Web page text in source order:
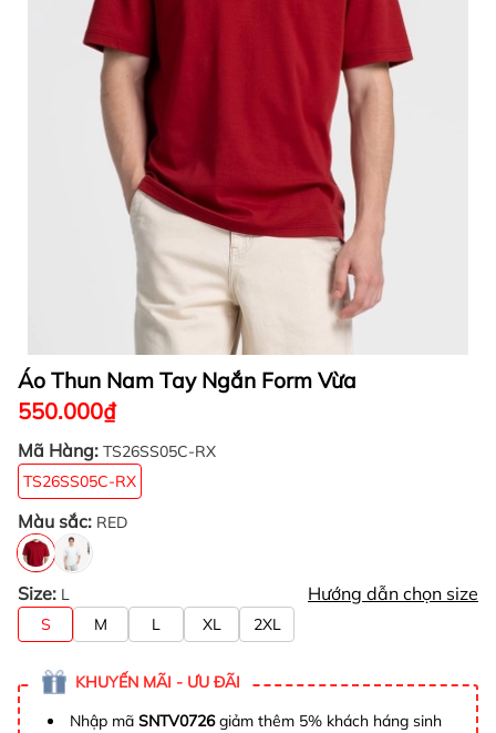
Áo Thun Nam Tay Ngắn Form Vừa
550.000₫
Mã Hàng: TS26SS05C-RX
TS26SS05C-RX
Màu sắc: RED
Size: L Hướng dẫn chọn size
S M L XL 2XL
KHUYẾN MÃI - ƯU ĐÃI
Nhập mã SNTV0726giảm thêm 5% khách háng sinh